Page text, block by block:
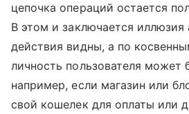
цепочка операций остается
В этом и заключается иллюзия
действия видны, а по
личность пользователя
например, если магазин или
свой кошелек для оплаты или